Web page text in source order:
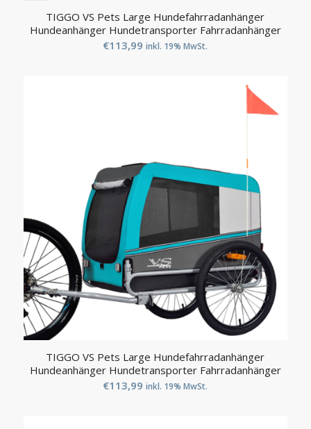
TIGGO VS Pets Large Hundefahrradanhänger
Hundeanhänger Hundetransporter Fahrradanhänger
€113,99 inkl. 19% MwSt.
TIGGO VS Pets Large Hundefahrradanhänger
Hundeanhänger Hundetransporter Fahrradanhänger
€113,99 inkl. 19% MwSt.